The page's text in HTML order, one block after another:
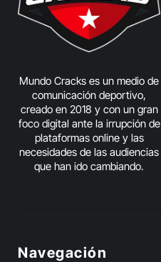
Mundo Cracks es un medio de
comunicación deportivo,
creado en 2018 y con un gran
foco digital ante la irrupción de
plataformas online y las
necesidades de las audiencias
que han ido cambiando.
Navegación